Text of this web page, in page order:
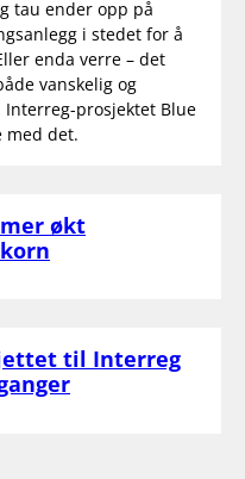
tau ender opp på
i stedet for å
enda verre – det
vanskelig og
prosjektet Blue
med det.
økt
til Interreg